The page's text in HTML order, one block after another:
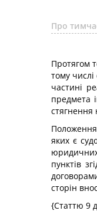
Про
Протягом
тому
частині
предмета
стягнення
яких є
пунктів
сторін
{Статтю 9